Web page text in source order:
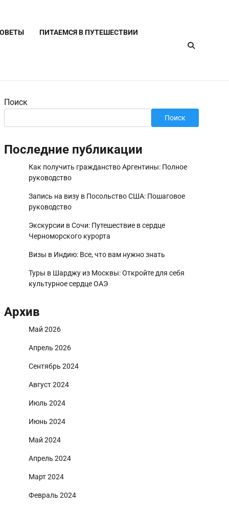
ПИТАЕМСЯ В ПУТЕШЕСТВИИ
Поиск
Поиск
Последние публикации
Как получить гражданство Аргентины: Полное
руководство
Запись на визу в Посольство США: Пошаговое
руководство
Экскурсии в Сочи: Путешествие в сердце
Черноморского курорта
Визы в Индию: Все, что вам нужно знать
Туры в Шарджу из Москвы: Откройте для себя
культурное сердце ОАЭ
Архив
Май 2026
Апрель 2026
Сентябрь 2024
Август 2024
Июль 2024
Июнь 2024
Май 2024
Апрель 2024
Март 2024
Февраль 2024